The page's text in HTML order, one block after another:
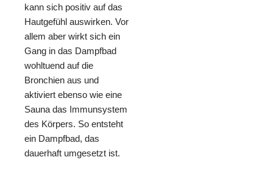
kann sich positiv auf das
Hautgefühl auswirken. Vor
allem aber wirkt sich ein
Gang in das Dampfbad
wohltuend auf die
Bronchien aus und
aktiviert ebenso wie eine
Sauna das Immunsystem
des Körpers. So entsteht
ein Dampfbad, das
dauerhaft umgesetzt ist.